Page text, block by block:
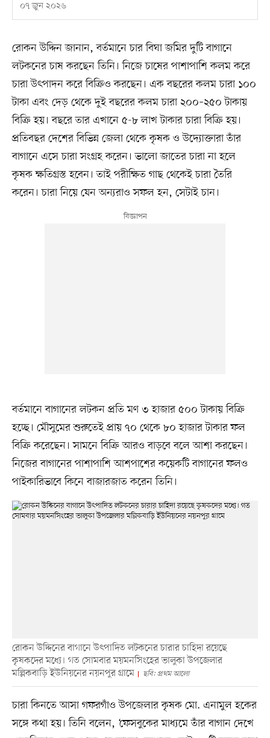
০৭ জুন ২০২৬
রোকন উদ্দিন জানান, বর্তমানে চার বিঘা জমির দুটি বাগানে
লটকনের চাষ করছেন তিনি। নিজে চাষের পাশাপাশি কলম করে
চারা উৎপাদন করে বিক্রিও করছেন। এক বছরের কলম চারা ১০০
টাকা এবং দেড় থেকে দুই বছরের কলম চারা ২০০–২৫০ টাকায়
বিক্রি হয়। বছরে তার এখানে ৫-৮ লাখ টাকার চারা বিক্রি হয়।
প্রতিবছর দেশের বিভিন্ন জেলা থেকে কৃষক ও উদ্যোক্তারা তাঁর
বাগানে এসে চারা সংগ্রহ করেন। ভালো জাতের চারা না হলে
কৃষক ক্ষতিগ্রস্ত হবেন। তাই পরীক্ষিত গাছ থেকেই চারা তৈরি
করেন। চারা নিয়ে যেন অন্যরাও সফল হন, সেটাই চান।
বর্তমানে বাগানের লটকন প্রতি মণ ৩ হাজার ৫০০ টাকায় বিক্রি
হচ্ছে। মৌসুমের শুরুতেই প্রায় ৭০ থেকে ৮০ হাজার টাকার ফল
বিক্রি করেছেন। সামনে বিক্রি আরও বাড়বে বলে আশা করছেন।
নিজের বাগানের পাশাপাশি আশপাশের কয়েকটি বাগানের ফলও
পাইকারিভাবে কিনে বাজারজাত করেন তিনি।
রোকন উদ্দিনের বাগানে উৎপাদিত লটকনের চারার চাহিদা রয়েছে
কৃষকদের মধ্যে। গত সোমবার ময়মনসিংহের ভালুকা উপজেলার
মল্লিকবাড়ি ইউনিয়নের নয়নপুর গ্রামে
ছবি: প্রথম আলো
চারা কিনতে আসা গফরগাঁও উপজেলার কৃষক মো. এনামুল হকের
সঙ্গে কথা হয়। তিনি বলেন, ‘ফেসবুকের মাধ্যমে তাঁর বাগান দেখে